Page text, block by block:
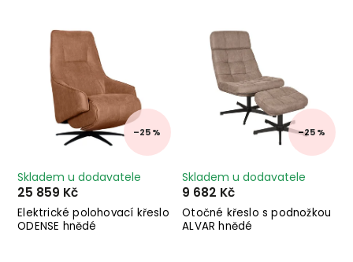
Abecedně
–25 %
Elektrické polohovací křeslo
ODENSE hnědé
Skladem u dodavatele
25 859 Kč
–25 %
Otočné křeslo s podnožkou
ALVAR hnědé
Skladem u dodavatele
9 682 Kč